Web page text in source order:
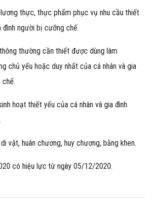
thực, thực phẩm phục vụ nhu cầu thiết
đình người bị cưỡng chế.
thường cần thiết được dùng làm
chủ yếu hoặc duy nhất của cá nhân và gia
hoạt thiết yếu của cá nhân và gia đình
vật, huân chương, huy chương, bằng khen.
có hiệu lực từ ngày 05/12/2020.